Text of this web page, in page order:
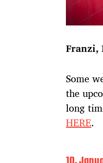
Franzi,
Some
the
long
HERE.